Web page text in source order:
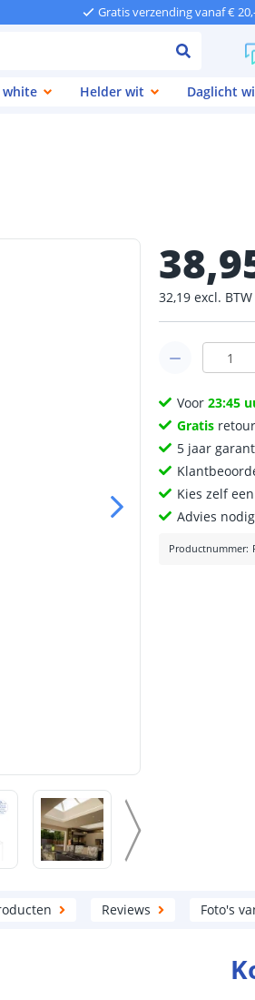
Gratis verzending vanaf €
white Helder wit Daglicht
38,
32,19 excl. BTW
Voor23:45
Gratis
5 jaar
Kies zelf
Advies
Productnummer:
Reviews Foto's